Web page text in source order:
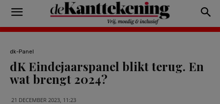
dk-Panel
dK Eindejaarspanel blikt terug. En
wat brengt 2024?
21 DECEMBER 2023, 11:23